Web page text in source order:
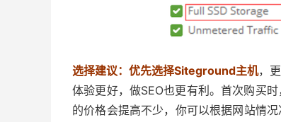
选择建议：优先选择Siteground主机，
体验更好，做SEO也更有利。首次购买
的价格会提高不少，你可以根据网站情